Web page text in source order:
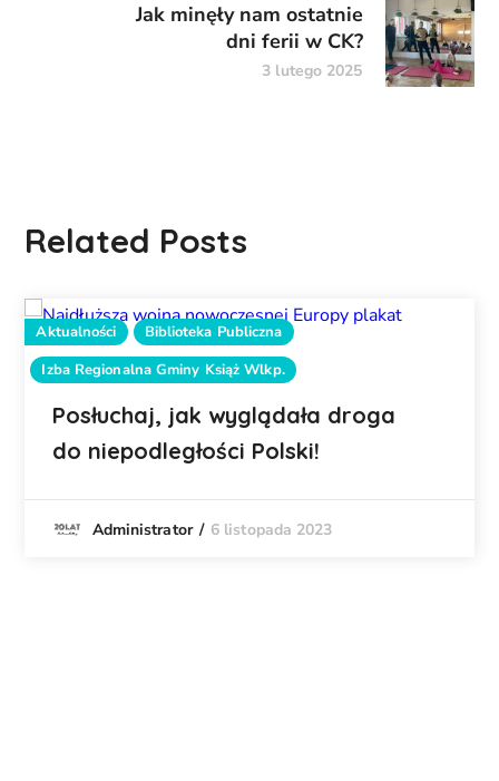
Jak minęły nam ostatnie
dni ferii w CK?
3 lutego 2025
Related Posts
Aktualności
Biblioteka Publiczna
Izba Regionalna Gminy Książ Wlkp.
Posłuchaj, jak wyglądała droga
do niepodległości Polski!
Administrator 6 listopada 2023